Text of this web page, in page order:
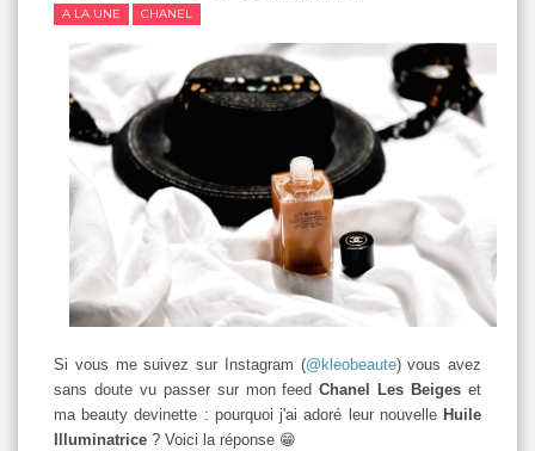
A LA UNE CHANEL
Si vous me suivez sur Instagram (@kleobeaute) vous avez
sans doute vu passer sur mon feedChanel Les Beigeset
ma beauty devinette : pourquoi j'ai adoré leur nouvelleHuile
Illuminatrice ? Voici la réponse 😁